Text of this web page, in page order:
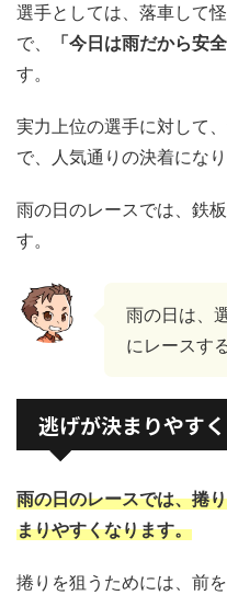
選手としては、落車して
で、
「今日は雨だから安
す。
実力上位の選手に対して
で、人気通りの決着にな
雨の日のレースでは、鉄
す。
雨の日は、
にレースす
逃げが決まりやす
雨の日のレースでは、捲
まりやすくなります。
捲りを狙うためには、前